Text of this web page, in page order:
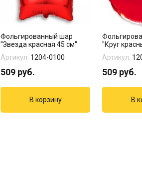
Фольгированный шар
"Звезда красная 45 см"
Артикул: 1204-0100
509 руб.
"Круг
Артикул:
509 руб.